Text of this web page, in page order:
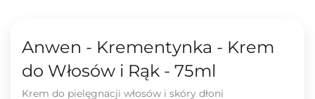
Anwen - Krementynka - Krem
do Włosów i Rąk - 75ml
Krem do pielęgnacji włosów i skóry dłoni